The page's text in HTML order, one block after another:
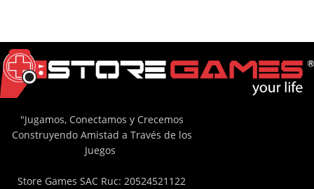
"Jugamos, Conectamos y Crecemos
Construyendo Amistad a Través de los
Juegos
Store Games SAC Ruc: 20524521122